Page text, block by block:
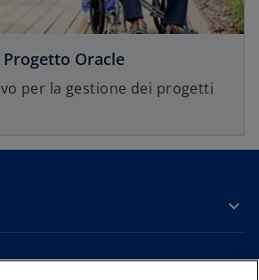
Progetto Oracle
per la gestione dei progetti